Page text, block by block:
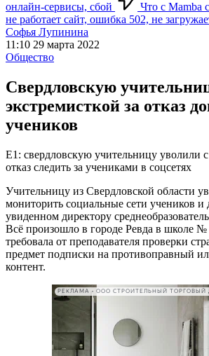
онлайн-сервисы, сбой
Что с Mamba
не работает сайт, ошибка 502, не
Софья Лупинина
11:10 29 марта 2022
Общество
Свердловскую
экстремисткой за отказ
учеников
Е1: свердловскую учительницу уволили
отказ следить за учениками в соцсетях
Учительницу из Свердловской области
мониторить социальные сети учеников и
увиденном директору
Всё произошло в городе Ревда в школе
требовала от преподавателя проверки
предмет подписки на противоправный
контент.